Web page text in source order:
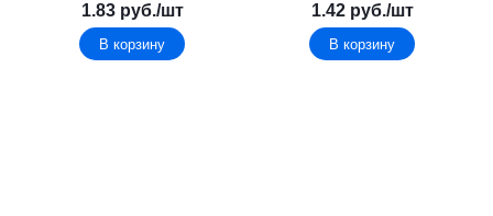
1.83руб./шт
В корзину
1.42руб./шт
В корзину